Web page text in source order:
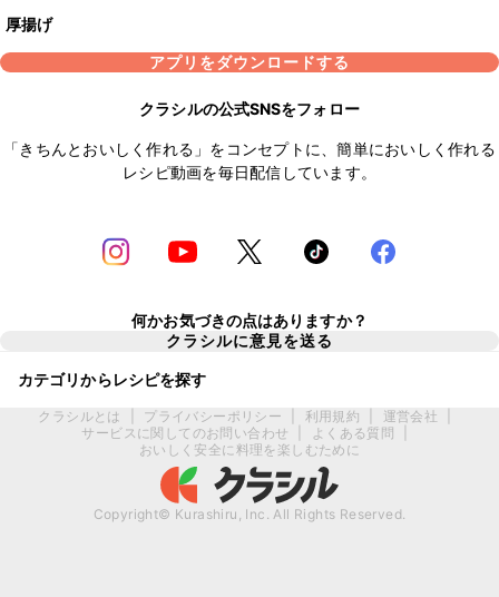
厚揚げ
アプリをダウンロードする
クラシルの公式SNSをフォロー
「きちんとおいしく作れる」をコンセプトに、簡単においしく作れる
レシピ動画を毎日配信しています。
何かお気づきの点はありますか？
クラシルに意見を送る
カテゴリからレシピを探す
クラシルとは プライバシーポリシー 利用規約 運営会社
サービスに関してのお問い合わせ
よくある質問
おいしく安全に料理を楽しむために
Copyright© Kurashiru, Inc. All Rights Reserved.